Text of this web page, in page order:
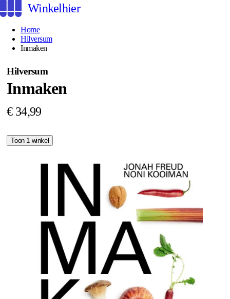
Winkelhier
Home
Hilversum
Inmaken
Hilversum
Inmaken
€ 34,99
Toon 1 winkel